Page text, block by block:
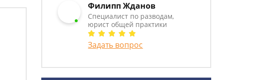
Филипп Жданов
Специалист по разводам,
юрист общей практики
Задать вопрос